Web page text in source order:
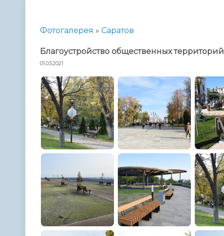
Фотогалерея » Саратов
Благоустройство общественных территорий
01.03.2021